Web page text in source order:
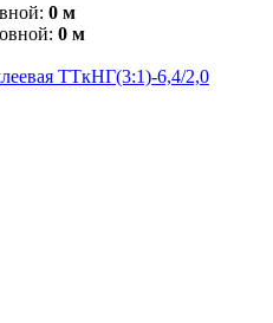
0 м
0 м
ТТкНГ(3:1)-6,4/2,0